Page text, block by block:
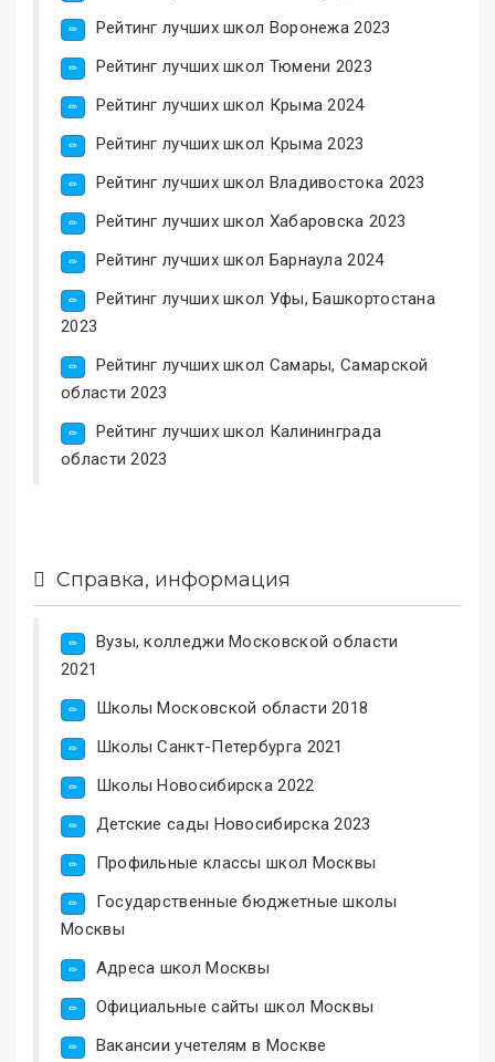
Рейтинг лучших школ Воронежа 2023
Рейтинг лучших школ Тюмени 2023
Рейтинг лучших школ Крыма 2024
Рейтинг лучших школ Крыма 2023
Рейтинг лучших школ Владивостока 2023
Рейтинг лучших школ Хабаровска 2023
Рейтинг лучших школ Барнаула 2024
Рейтинг лучших школ Уфы, Башкортостана
2023
Рейтинг лучших школ Самары, Самарской
области 2023
Рейтинг лучших школ Калининграда
области 2023
Справка, информация
Вузы, колледжи Московской области
2021
Школы Московской области 2018
Школы Санкт-Петербурга 2021
Школы Новосибирска 2022
Детские сады Новосибирска 2023
Профильные классы школ Москвы
Государственные бюджетные школы
Москвы
Адреса школ Москвы
Официальные сайты школ Москвы
Вакансии учетелям в Москве